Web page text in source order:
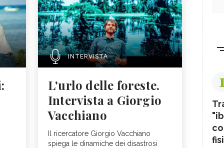
INTERVISTA
L'urlo delle foreste.
Intervista a Giorgio
Vacchiano
Il ricercatore Giorgio Vacchiano
spiega le dinamiche dei disastrosi